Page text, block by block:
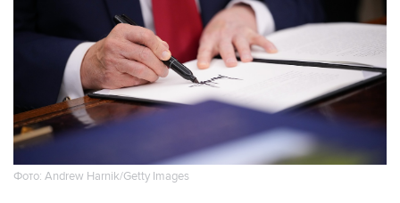
Фото: Andrew Harnik/Getty Images
Москва. 7 августа. INTERFAX.RU - Президент